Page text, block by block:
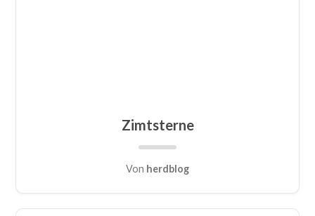
Zimtsterne
Von herdblog